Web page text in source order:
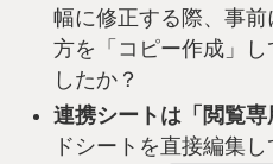
幅に修正する際、事
方を「コピー作成」
したか？
連携シートは「閲覧専
ドシートを直接編集